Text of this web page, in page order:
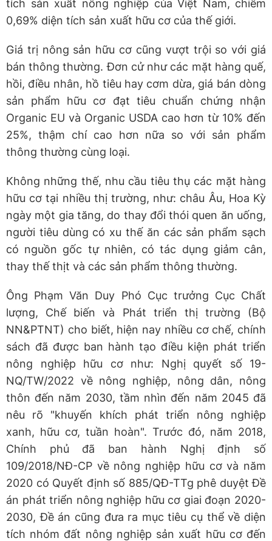
tích sản xuất nông nghiệp của Việt Nam, chiếm
0,69% diện tích sản xuất hữu cơ của thế giới.
Giá trị nông sản hữu cơ cũng vượt trội so với giá
bán thông thường. Đơn cử như các mặt hàng quế,
hồi, điều nhân, hồ tiêu hay cơm dừa, giá bán dòng
sản phẩm hữu cơ đạt tiêu chuẩn chứng nhận
Organic EU và Organic USDA cao hơn từ 10% đến
25%, thậm chí cao hơn nữa so với sản phẩm
thông thường cùng loại.
Không những thế, nhu cầu tiêu thụ các mặt hàng
hữu cơ tại nhiều thị trường, như: châu Âu, Hoa Kỳ
ngày một gia tăng, do thay đổi thói quen ăn uống,
người tiêu dùng có xu thế ăn các sản phẩm sạch
có nguồn gốc tự nhiên, có tác dụng giảm cân,
thay thế thịt và các sản phẩm thông thường.
Ông Phạm Văn Duy Phó Cục trưởng Cục Chất
lượng, Chế biến và Phát triển thị trường (Bộ
NN&PTNT) cho biết, hiện nay nhiều cơ chế, chính
sách đã được ban hành tạo điều kiện phát triển
nông nghiệp hữu cơ như: Nghị quyết số 19-
NQ/TW/2022 về nông nghiệp, nông dân, nông
thôn đến năm 2030, tầm nhìn đến năm 2045 đã
nêu rõ "khuyến khích phát triển nông nghiệp
xanh, hữu cơ, tuần hoàn". Trước đó, năm 2018,
Chính phủ đã ban hành Nghị định số
109/2018/NĐ-CP về nông nghiệp hữu cơ và năm
2020 có Quyết định số 885/QĐ-TTg phê duyệt Đề
án phát triển nông nghiệp hữu cơ giai đoạn 2020-
2030, Đề án cũng đưa ra mục tiêu cụ thể về diện
tích nhóm đất nông nghiệp sản xuất hữu cơ đến